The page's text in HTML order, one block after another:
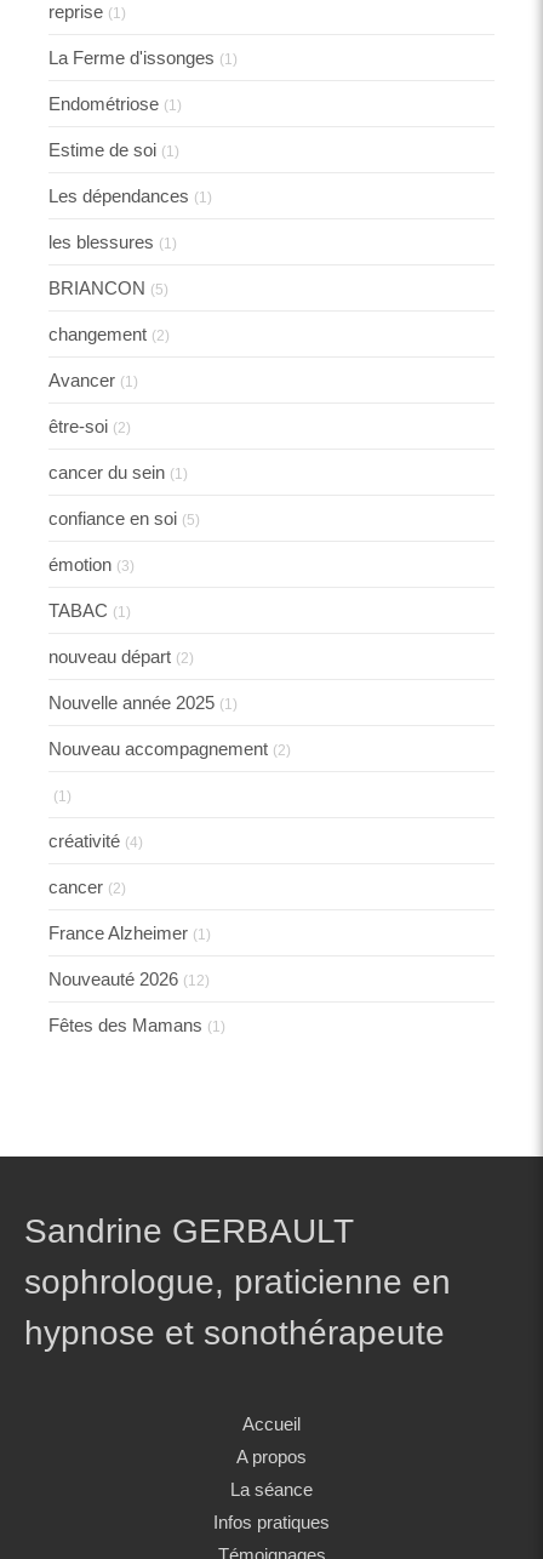
reprise (1)
La Ferme d'issonges (1)
Endométriose (1)
Estime de soi (1)
Les dépendances (1)
les blessures (1)
BRIANCON (5)
changement (2)
Avancer (1)
être-soi (2)
cancer du sein (1)
confiance en soi (5)
émotion (3)
TABAC (1)
nouveau départ (2)
Nouvelle année 2025 (1)
Nouveau accompagnement (2)
(1)
créativité (4)
cancer (2)
France Alzheimer (1)
Nouveauté 2026 (12)
Fêtes des Mamans (1)
Sandrine GERBAULT
sophrologue, praticienne en
hypnose et sonothérapeute
Accueil
A propos
La séance
Infos pratiques
Témoignages